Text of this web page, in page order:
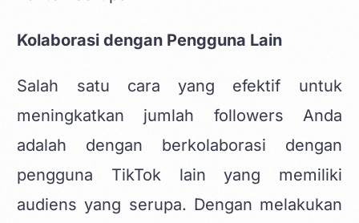
Kolaborasi dengan Pengguna Lain
Salah satu cara yang efektif untuk
meningkatkan jumlah followers Anda
adalah dengan berkolaborasi dengan
pengguna TikTok lain yang memiliki
audiens yang serupa. Dengan melakukan